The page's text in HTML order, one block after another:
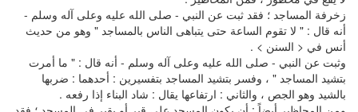
زخرفة المساجد ؛ فقد ثبت عن النبي - صلى الله عليه وعلى آله وسلم -
أنه قال : " لا تقوم الساعة حتى يتباهى الناس بالمساجد " وهو من حديث
أنس في < السنن > .
وثبت عن النبي - صلى الله عليه وعلى آله وسلم - أنه قال : " ما أمرت
بتشيد المساجد " ، وفسر بتشيد المساجد بتفسيرين : أحدهما : ضربها
بالشيد وهو الجص ، والثاني : ارتفاعها يقال : شاد البناء إذا رفعه .